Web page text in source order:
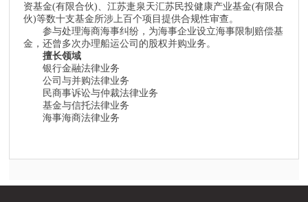
资基金(有限合伙)、江苏疌泉天汇苏民投健康产业基金(有限合
伙)等数十支基金所涉上百个项目提供合规性审查。
参与处理海商海事纠纷，为海事企业设立海事限制赔偿基
金，还曾多次办理船运公司的股权并购业务。
擅长领域
银行金融法律业务
公司与并购法律业务
民商事诉讼与仲裁法律业务
基金与信托法律业务
海事海商法律业务